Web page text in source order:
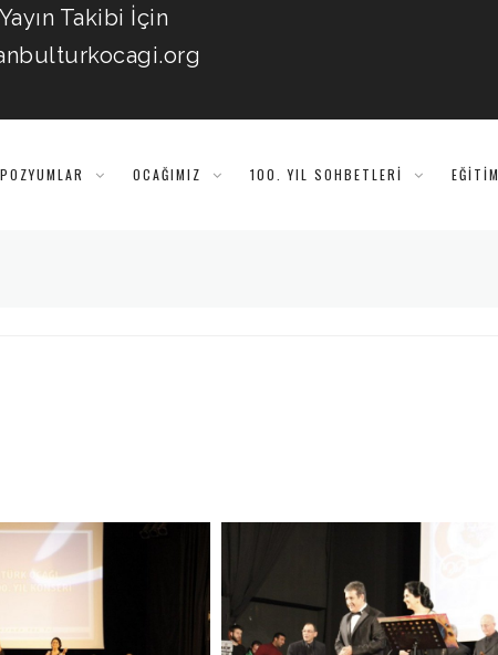
Takibi İçin
OCAĞIMIZ 100. YIL SOHBETLERI EĞITIM